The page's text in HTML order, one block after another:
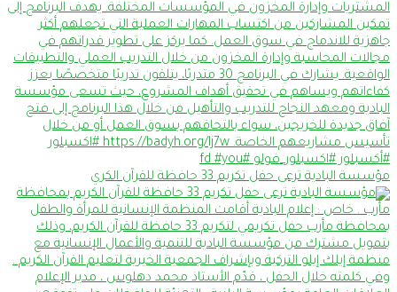
مؤسسة البادية ترعى حفل تكريم 33 حافظة للقرآن الكري